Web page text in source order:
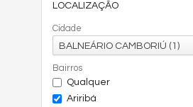
LOCALIZAÇÃO
Cidade
BALNEÁRIO CAMBORIÚ (1)
Bairros
Qualquer
Ariribá